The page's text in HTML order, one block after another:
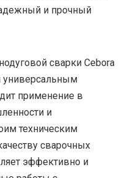
и прочный
сварки Cebora
универсальным
применение в
и
техническим
сварочных
эффективно и